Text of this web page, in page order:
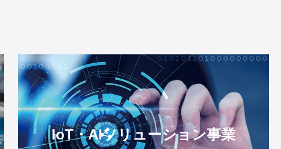
IoT・AIソリューション事業